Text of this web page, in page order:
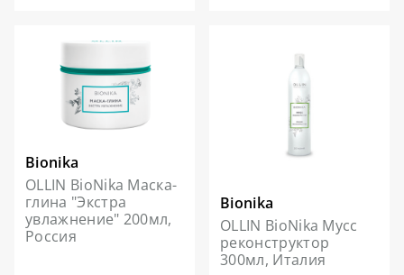
Bionika
OLLIN BioNika Маска-
глина "Экстра
увлажнение" 200мл,
Россия
Bionika
OLLIN BioNika Мусс
реконструктор
300мл, Италия